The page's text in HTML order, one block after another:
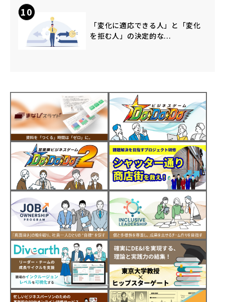
10
「変化に適応できる人」と「変化
を拒む人」の決定的な...